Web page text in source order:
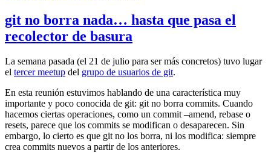
git no borra nada… hasta que pasa el
recolector de basura
La semana pasada (el 21 de julio para ser más concretos) tuvo lugar
el tercer meetup del grupo de usuarios de git.
En esta reunión estuvimos hablando de una característica muy
importante y poco conocida de git: git no borra commits. Cuando
hacemos ciertas operaciones, como un commit –amend, rebase o
resets, parece que los commits se modifican o desaparecen. Sin
embargo, lo cierto es que git no los borra, ni los modifica: siempre
crea commits nuevos a partir de los anteriores.